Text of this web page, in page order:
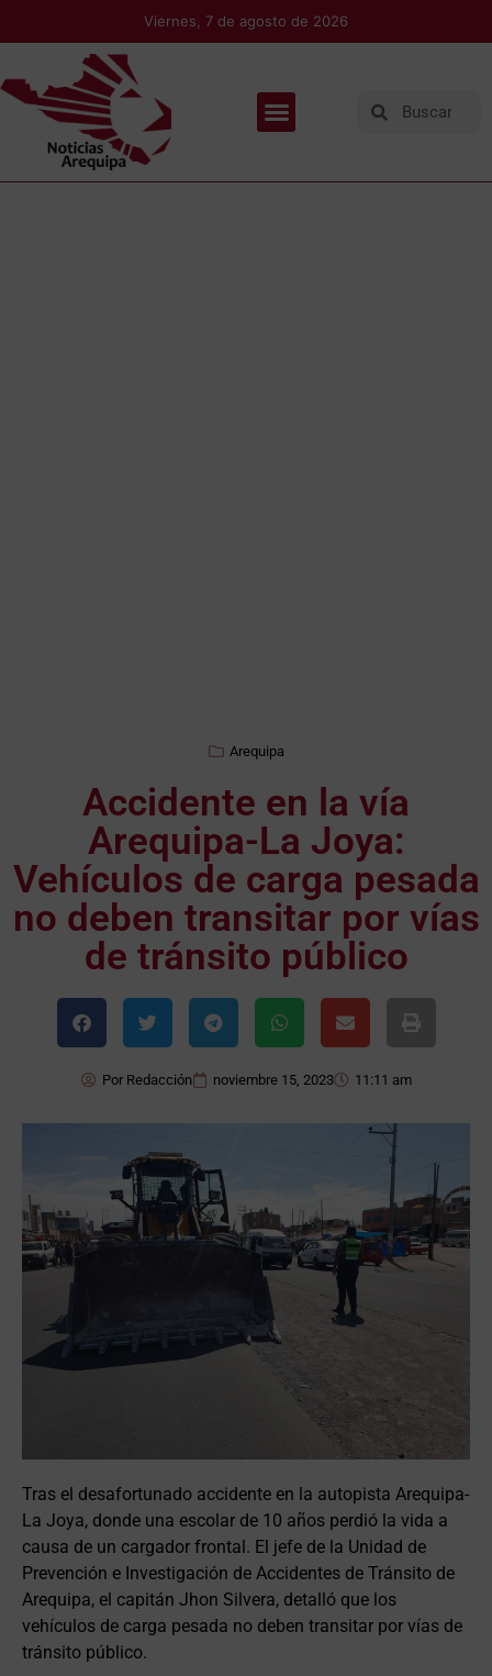
Viernes, 7 de agosto de 2026
Arequipa
Accidente en la vía
Arequipa-La Joya:
Vehículos de carga pesada
no deben transitar por vías
de tránsito público
PorRedacción noviembre 15, 2023 11:11 am
Tras el desafortunado accidente en la autopista Arequipa-
La Joya, donde una escolar de 10 años perdió la vida a
causa de un cargador frontal. El jefe de la Unidad de
Prevención e Investigación de Accidentes de Tránsito de
Arequipa, el capitán Jhon Silvera, detalló que los
vehículos de carga pesada no deben transitar por vías de
tránsito público.